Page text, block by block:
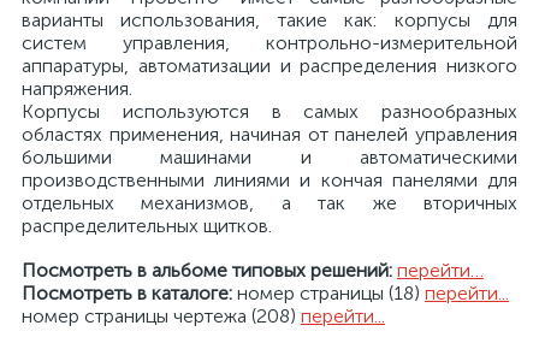
варианты использования, такие как: корпусы для
систем управления, контрольно-измерительной
аппаратуры, автоматизации и распределения низкого
напряжения.
Корпусы используются в самых разнообразных
областях применения, начиная от панелей управления
большими машинами и автоматическими
производственными линиями и кончая панелями для
отдельных механизмов, а так же вторичных
распределительных щитков.
Посмотреть в альбоме типовых решений: перейти…
Посмотреть в каталоге: номер страницы (18) перейти...
номер страницы чертежа (208) перейти...